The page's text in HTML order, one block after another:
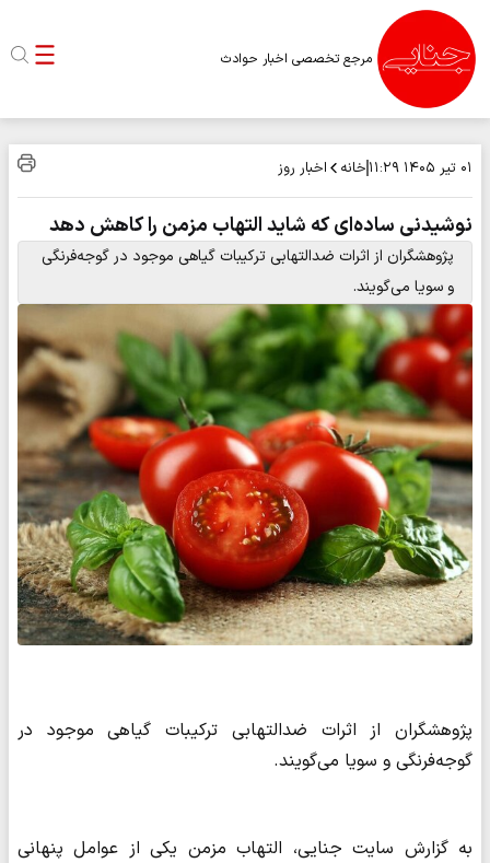
مرجع تخصصی اخبار حوادث
۰۱ تیر ۱۴۰۵ ۱۱:۲۹ خانه اخبار روز
نوشیدنی ساده‌ای که شاید التهاب مزمن را کاهش دهد
پژوهشگران از اثرات ضدالتهابی ترکیبات گیاهی موجود در گوجه‌فرنگی
و سویا می‌گویند.
پژوهشگران از اثرات ضدالتهابی ترکیبات گیاهی موجود در
گوجه‌فرنگی و سویا می‌گویند.
به گزارش سایت جنایی، التهاب مزمن یکی از عوامل پنهانی